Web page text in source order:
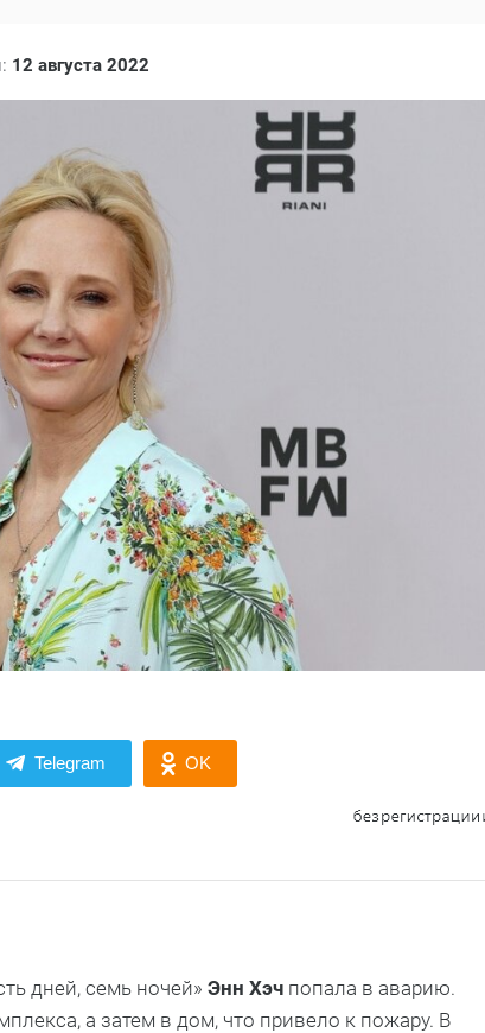
12 августа 2022
Telegram OK
дней, семь ночей» Энн Хэч попала в аварию.
а затем в дом, что привело к пожару. В